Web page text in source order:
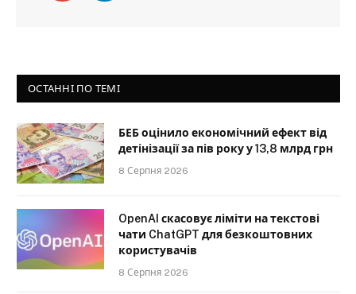
ОСТАННІ ПО ТЕМІ
БЕБ оцінило економічний ефект від
детінізації за пів року у 13,8 млрд грн
8 Серпня 2026
OpenAI скасовує ліміти на текстові
чати ChatGPT для безкоштовних
користувачів
8 Серпня 2026